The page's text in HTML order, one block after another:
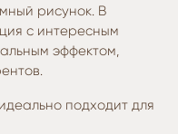
рисунок. В
с интересным
эффектом,
подходит для